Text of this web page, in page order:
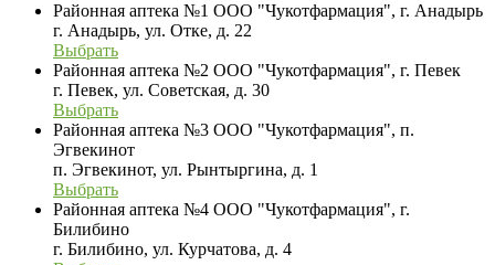
Районная аптека №1 ООО "Чукотфармация", г. Анадырь
г. Анадырь, ул. Отке, д. 22
Выбрать
Районная аптека №2 ООО "Чукотфармация", г. Певек
г. Певек, ул. Советская, д. 30
Выбрать
Районная аптека №3 ООО "Чукотфармация", п.
Эгвекинот
п. Эгвекинот, ул. Рынтыргина, д. 1
Выбрать
Районная аптека №4 ООО "Чукотфармация", г.
Билибино
г. Билибино, ул. Курчатова, д. 4